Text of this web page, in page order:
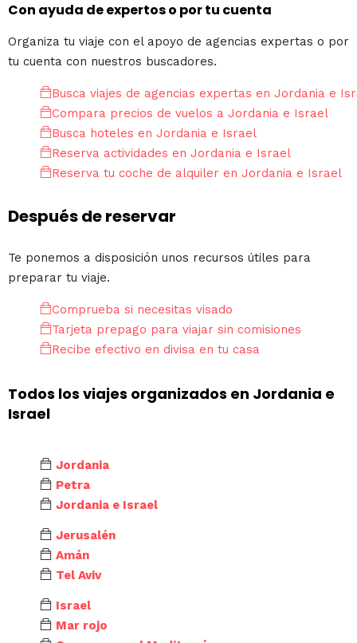
Con ayuda de expertos o por tu cuenta
Organiza tu viaje con el apoyo de agencias expertas o por
tu cuenta con nuestros buscadores.
Busca viajes de agencias expertas en Jordania e
Compara precios de vuelos a Jordania e Israel
Busca hoteles en Jordania e Israel
Reserva actividades en Jordania e Israel
Reserva tu coche de alquiler en Jordania e Israel
Después de reservar
Te ponemos a disposición unos recursos útiles para
preparar tu viaje.
Comprueba si necesitas visado
Tarjeta prepago para viajar sin comisiones
Recibe efectivo en divisa en tu casa
Todos los viajes organizados en Jordania e
Israel
Jordania
Petra
Jordania e Israel
Jerusalén
Amán
Tel Aviv
Israel
Mar rojo